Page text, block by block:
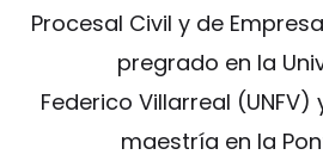
Procesal Civil y de
pregrado en la
Federico Villarreal
maestría en la